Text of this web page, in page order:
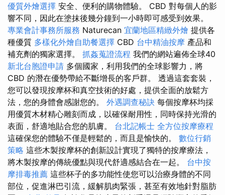
優質外燴選擇 安全、便利的購物體驗。 CBD 對每個人的影
響不同，因此在塗抹後幾分鐘到一小時即可感受到效果。
專業會計事務所服務 Naturecan 宜蘭地區精緻外燴 提供各
種優質 多樣化外燴自助餐選擇 CBD 台中精油按摩 產品和
補充劑的獨家選擇。 抓姦蒐證流程 我們的網站遍佈全球40
新北台胞證申請 多個國家，利用我們的全球影響力，將
CBD 的潛在優勢帶給不斷增長的客戶群。 透過這套套裝，
您可以發現按摩杯和真空技術的好處，提供全面的放鬆方
法，您的身體會感謝您的。 外遇調查秘訣 每個按摩杯均採
用優質木材精心雕刻而成，以確保耐用性，同時保持光滑的
表面，舒適地貼合您的肌膚。 台北記帳士 全方位按摩療程
這確保您的體驗不僅是輕鬆的，而且是愉快的。 數位行銷
策略 這些木製按摩杯的創新設計實現了獨特的按摩療法，
將木製按摩的傳統優點與現代舒適感結合在一起。 台中按
摩排毒推薦 這些杯子的多功能性使您可以治療身體的不同
部位，促進淋巴引流，緩解肌肉緊張，甚至有效地針對脂肪